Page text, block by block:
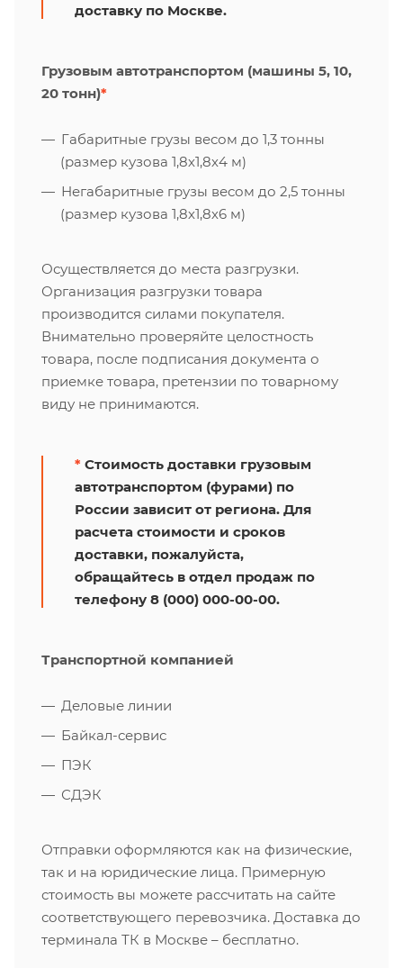
доставку по Москве.
Грузовым автотранспортом (машины 5, 10,
20 тонн)*
Габаритные грузы весом до 1,3 тонны
(размер кузова 1,8х1,8х4 м)
Негабаритные грузы весом до 2,5 тонны
(размер кузова 1,8х1,8х6 м)
Осуществляется до места разгрузки.
Организация разгрузки товара
производится силами покупателя.
Внимательно проверяйте целостность
товара, после подписания документа о
приемке товара, претензии по товарному
виду не принимаются.
* Стоимость доставки грузовым
автотранспортом (фурами) по
России зависит от региона. Для
расчета стоимости и сроков
доставки, пожалуйста,
обращайтесь в отдел продаж по
телефону 8 (000) 000-00-00.
Транспортной компанией
Деловые линии
Байкал-сервис
ПЭК
СДЭК
Отправки оформляются как на физические,
так и на юридические лица. Примерную
стоимость вы можете рассчитать на сайте
соответствующего перевозчика. Доставка до
терминала ТК в Москве – бесплатно.